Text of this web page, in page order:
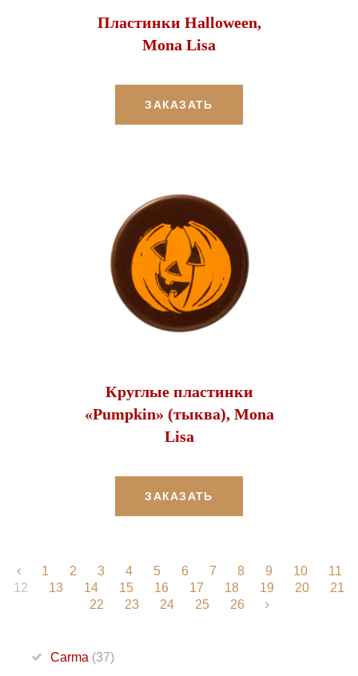
Пластинки Halloween,
Mona Lisa
ЗАКАЗАТЬ
Круглые пластинки
«Pumpkin» (тыква), Mona
Lisa
ЗАКАЗАТЬ
1 2 3 4 5 6 7 8 9 10
11
12
13 14 15 16 17 18 19 20
21
22
23 24 25 26
Carma (37)